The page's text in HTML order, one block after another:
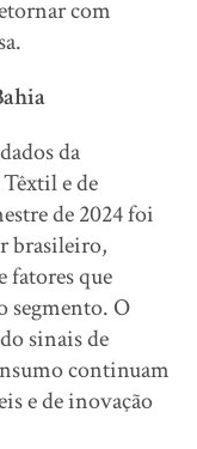
com
da
e de
de 2024 foi
brasileiro,
que
segmento. O
sinais de
continuam
e de inovação